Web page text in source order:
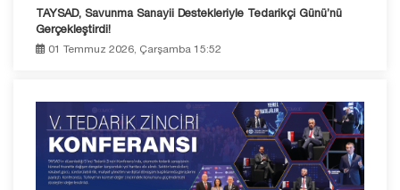
TAYSAD, Savunma Sanayii Destekleriyle Tedarikçi Günü’nü
Gerçekleştirdi!
01 Temmuz 2026, Çarşamba 15:52